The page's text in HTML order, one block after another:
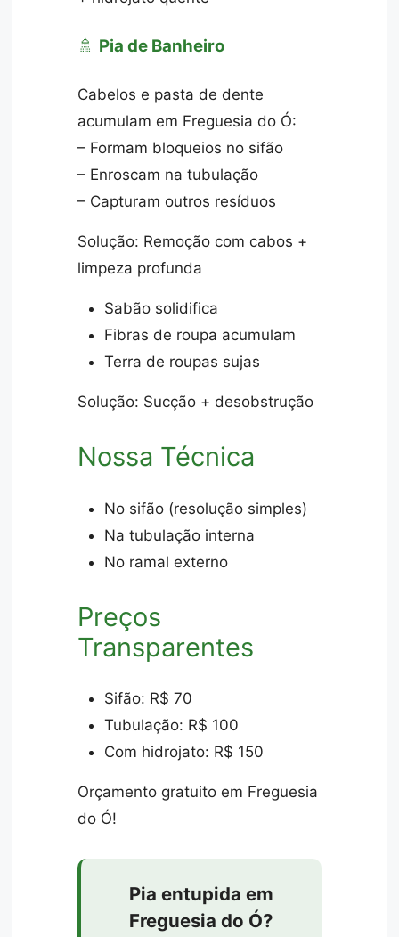
🚿 Pia de Banheiro
Cabelos e pasta de dente
acumulam em Freguesia do Ó:
– Formam bloqueios no sifão
– Enroscam na tubulação
– Capturam outros resíduos
Solução: Remoção com cabos +
limpeza profunda
Sabão solidifica
Fibras de roupa acumulam
Terra de roupas sujas
Solução: Sucção + desobstrução
Nossa Técnica
No sifão (resolução simples)
Na tubulação interna
No ramal externo
Preços
Transparentes
Sifão: R$ 70
Tubulação: R$ 100
Com hidrojato: R$ 150
Orçamento gratuito em Freguesia
do Ó!
Pia entupida em
Freguesia do Ó?